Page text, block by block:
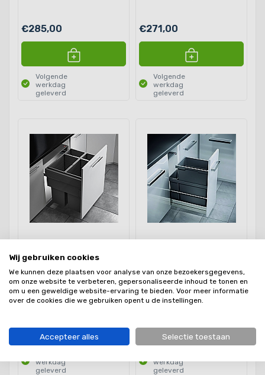
€285,00
Volgende
werkdag
geleverd
€271,00
Volgende
werkdag
geleverd
afvalsysteem voor
kastbreedte 60cm grijs 90
liter (2x35+2x10)
€292,00
werkdag
geleverd
liter (1x38+1x7)
€88,00
werkdag
geleverd
Wij gebruiken cookies
We kunnen deze plaatsen voor analyse van onze bezoekersgegevens,
om onze website te verbeteren, gepersonaliseerde inhoud te tonen en
om u een geweldige website-ervaring te bieden. Voor meer informatie
over de cookies die we gebruiken opent u de instellingen.
Accepteer alles Selectie toestaan